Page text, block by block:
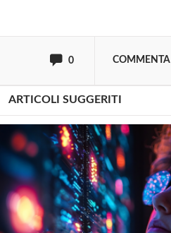
0 COMMENTA
ARTICOLI SUGGERITI